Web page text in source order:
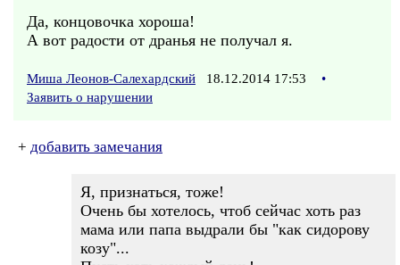
Да, концовочка хороша!
А вот радости от дранья не получал я.
Миша Леонов-Салехардский 18.12.2014 17:53
•
Заявить о нарушении
+ добавить замечания
Я, признаться, тоже!
Очень бы хотелось, чтоб сейчас хоть раз
мама или папа выдрали бы "как сидорову
козу"...